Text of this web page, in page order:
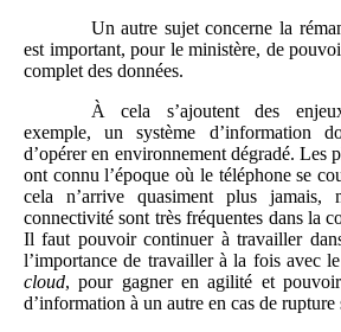
Un autre sujet concerne la
est important, pour le ministère, de
complet des données.
À cela s’ajoutent des
exemple, un système d’information
d’opérer en environnement dégradé. Les
ont connu l’époque où le téléphone se
cela n’arrive quasiment plus jamais,
connectivité sont très fréquentes dans la
Il faut pouvoir continuer à travailler
l’importance de travailler à la fois avec le
cloud, pour gagner en agilité et pouvoir
d’information à un autre en cas de rupture